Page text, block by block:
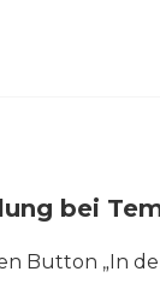
bei
Button „In